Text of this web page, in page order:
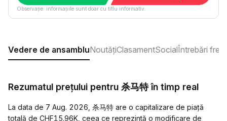
Observație: informațiile sunt doar cu titlu informativ.
Vedere de ansambluNoutățiClasamentSocialÎntrebări
Rezumatul prețului pentru 杀马特 în timp real
La data de 7 Aug. 2026, 杀马特 are o capitalizare de piață
totală de CHF15.96K, ceea ce reprezintă o modificare de